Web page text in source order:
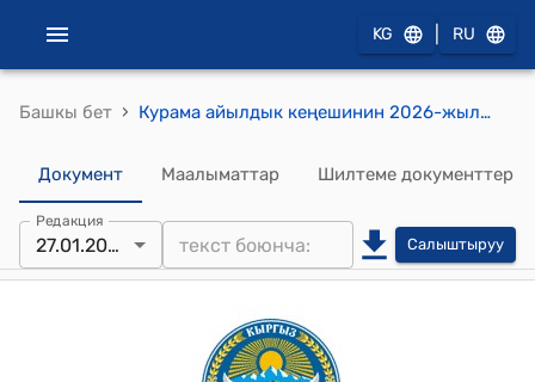
KG RU
Башкы бет › Курама айылдык кеңешинин 2026-жылдын 27-январы №12 "Курама айыл аймагына караштуу ирригациялык каналдарды өткөрүп берүү жөнүндө" токтому
Документ Маалыматтар Шилтеме документтер
Редакция
27.01.2026 Салыштыруу